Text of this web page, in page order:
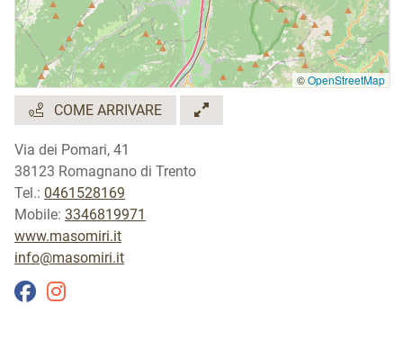
©OpenStreetMap
COME ARRIVARE
Via dei Pomari, 41
38123 Romagnano di Trento
Tel.: 0461528169
Mobile: 3346819971
www.masomiri.it
info@masomiri.it